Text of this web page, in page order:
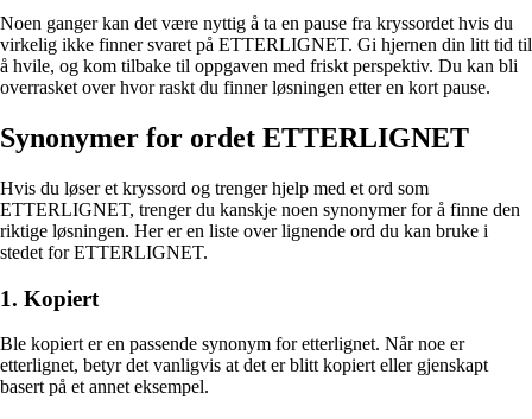
Noen ganger kan det være nyttig å ta en pause fra kryssordet hvis du
virkelig ikke finner svaret på ETTERLIGNET. Gi hjernen din litt tid til
å hvile, og kom tilbake til oppgaven med friskt perspektiv. Du kan bli
overrasket over hvor raskt du finner løsningen etter en kort pause.
Synonymer for ordet ETTERLIGNET
Hvis du løser et kryssord og trenger hjelp med et ord som
ETTERLIGNET, trenger du kanskje noen synonymer for å finne den
riktige løsningen. Her er en liste over lignende ord du kan bruke i
stedet for ETTERLIGNET.
1. Kopiert
Ble kopiert er en passende synonym for etterlignet. Når noe er
etterlignet, betyr det vanligvis at det er blitt kopiert eller gjenskapt
basert på et annet eksempel.